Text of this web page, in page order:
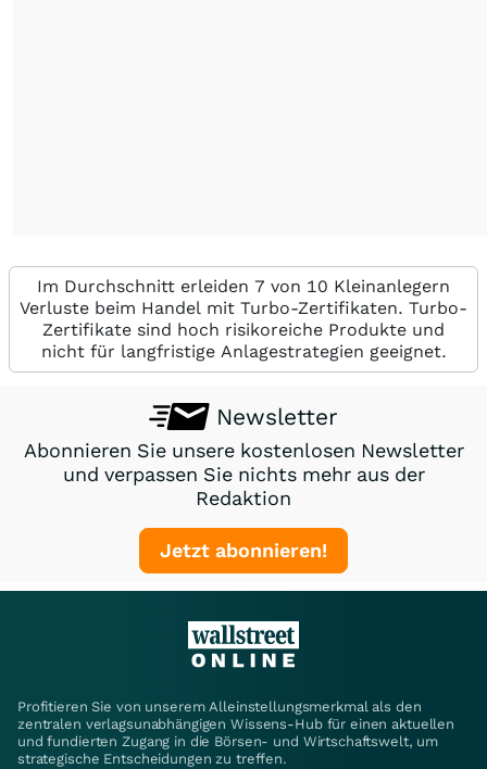
Im Durchschnitt erleiden 7 von 10 Kleinanlegern
Verluste beim Handel mit Turbo-Zertifikaten. Turbo-
Zertifikate sind hoch risikoreiche Produkte und
nicht für langfristige Anlagestrategien geeignet.
Newsletter
Abonnieren Sie unsere kostenlosen Newsletter
und verpassen Sie nichts mehr aus der
Redaktion
Jetzt abonnieren!
Profitieren Sie von unserem Alleinstellungsmerkmal als den
zentralen verlagsunabhängigen Wissens-Hub für einen aktuellen
und fundierten Zugang in die Börsen- und Wirtschaftswelt, um
strategische Entscheidungen zu treffen.